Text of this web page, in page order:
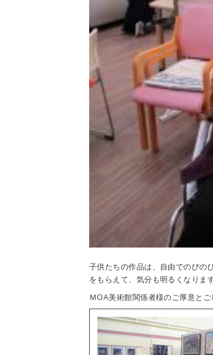
子供たちの作品は、自由でのびの
をもらえて、気分も明るくなりま
ＭОA美術館関係者様のご厚意とご